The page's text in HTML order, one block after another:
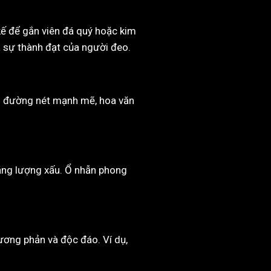
để gắn viên đá quý hoặc kim
thành đạt của người đeo.
nét mạnh mẽ, hoa văn
lượng xấu. Ổ nhẫn phong
phản và độc đáo. Ví dụ,